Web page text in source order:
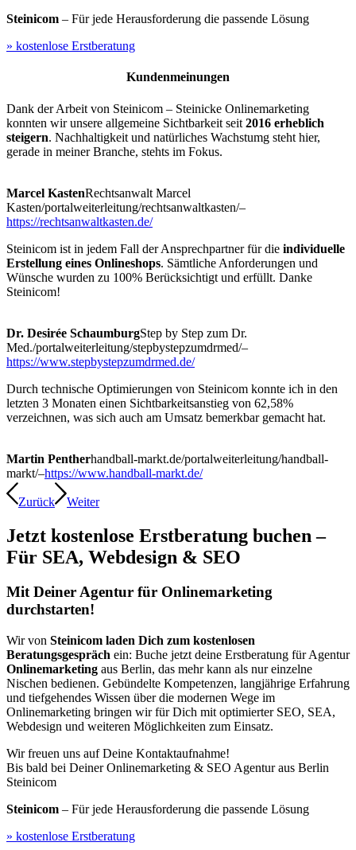
Steinicom – Für jede Herausforderung die passende Lösung
» kostenlose Erstberatung
Kundenmeinungen
Dank der Arbeit von Steinicom – Steinicke Onlinemarketing
konnten wir unsere allgemeine Sichtbarkeit seit 2016 erheblich
steigern. Nachhaltigkeit und natürliches Wachstumg steht hier,
gerade in meiner Branche, stehts im Fokus.
Marcel KastenRechtsanwalt Marcel
Kasten/portalweiterleitung/rechtsanwaltkasten/–
https://rechtsanwaltkasten.de/
Steinicom ist in jedem Fall der Ansprechpartner für die individuelle
Erstellung eines Onlineshops. Sämtliche Anforderungen und
Wünsche wurden zu 100% Berücksichtigt und erfüllt. Danke
Steinicom!
Dr. Desirée SchaumburgStep by Step zum Dr.
Med./portalweiterleitung/stepbystepzumdrmed/–
https://www.stepbystepzumdrmed.de/
Durch technische Optimierungen von Steinicom konnte ich in den
letzten 3 Monaten einen Sichtbarkeitsanstieg von 62,58%
verzeichnen, was sich auch am Umsatz bemerkbar gemacht hat.
Martin Pentherhandball-markt.de/portalweiterleitung/handball-
markt/–https://www.handball-markt.de/
Zurück Weiter
Jetzt kostenlose Erstberatung buchen –
Für SEA, Webdesign & SEO
Mit Deiner Agentur für Onlinemarketing
durchstarten!
Wir von Steinicom laden Dich zum kostenlosen
Beratungsgespräch ein: Buche jetzt deine Erstberatung für Agentur
Onlinemarketing aus Berlin, das mehr kann als nur einzelne
Nischen bedienen. Gebündelte Kompetenzen, langjährige Erfahrung
und tiefgehendes Wissen über die modernen Wege im
Onlinemarketing bringen wir für Dich mit optimierter SEO, SEA,
Webdesign und weiteren Möglichkeiten zum Einsatz.
Wir freuen uns auf Deine Kontaktaufnahme!
Bis bald bei Deiner Onlinemarketing & SEO Agentur aus Berlin
Steinicom
Steinicom – Für jede Herausforderung die passende Lösung
» kostenlose Erstberatung